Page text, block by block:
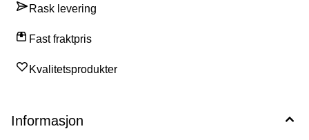
Rask levering
Fast fraktpris
Kvalitetsprodukter
Informasjon